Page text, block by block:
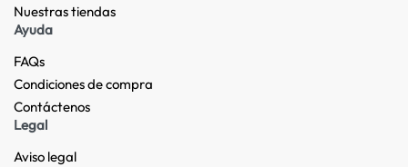
Nuestras tiendas​
Ayuda
FAQs
Condiciones de compra
Contáctenos
Legal
Aviso legal